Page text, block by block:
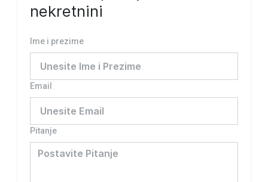
nekretnini
Ime i prezime
Email
Pitanje